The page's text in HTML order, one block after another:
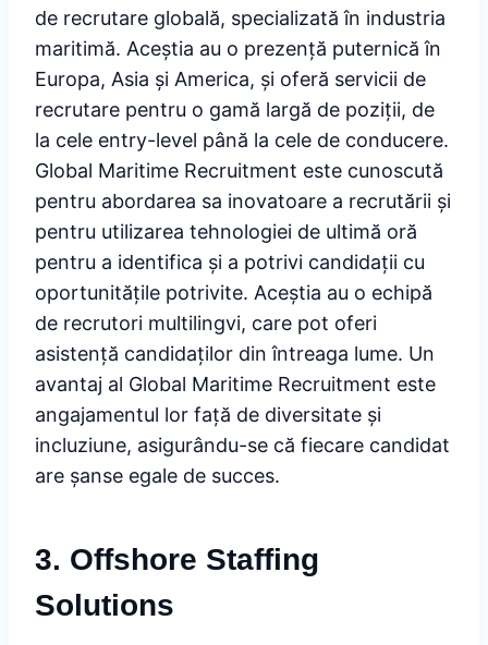
de recrutare globală, specializată în industria
maritimă. Aceștia au o prezență puternică în
Europa, Asia și America, și oferă servicii de
recrutare pentru o gamă largă de poziții, de
la cele entry-level până la cele de conducere.
Global Maritime Recruitment este cunoscută
pentru abordarea sa inovatoare a recrutării și
pentru utilizarea tehnologiei de ultimă oră
pentru a identifica și a potrivi candidații cu
oportunitățile potrivite. Aceștia au o echipă
de recrutori multilingvi, care pot oferi
asistență candidaților din întreaga lume. Un
avantaj al Global Maritime Recruitment este
angajamentul lor față de diversitate și
incluziune, asigurându-se că fiecare candidat
are șanse egale de succes.
3. Offshore Staffing
Solutions